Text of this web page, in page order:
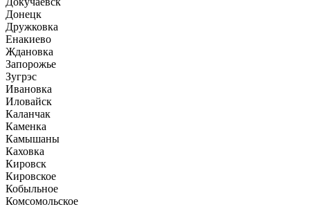
Донецк
Дружковка
Енакиево
Ждановка
Запорожье
Зугрэс
Ивановка
Иловайск
Каланчак
Каменка
Камышаны
Каховка
Кировск
Кировское
Кобыльное
Комсомольское